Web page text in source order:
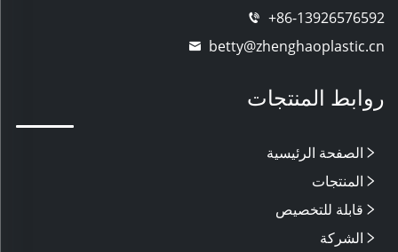
+86-13926576592
betty@zhenghaoplastic.cn
روابط المنتجات
الصفحة الرئيسية
المنتجات
قابلة للتخصيص
الشركة